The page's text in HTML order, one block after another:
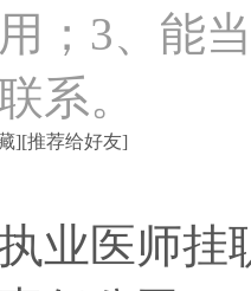
；3、能
系。
][推荐给好友]
业医师挂